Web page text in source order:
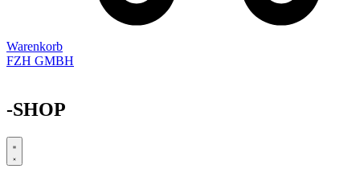
Warenkorb
FZH GMBH
-SHOP